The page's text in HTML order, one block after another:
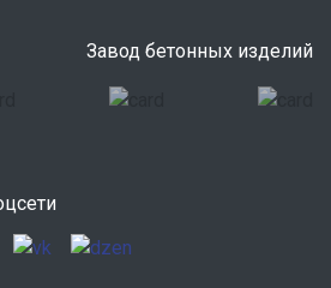
Завод бетонных изделий